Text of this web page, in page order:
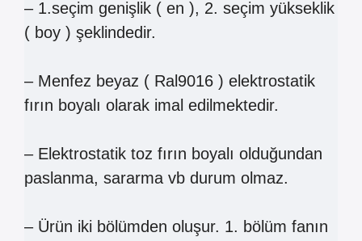
– 1.seçim genişlik ( en ), 2. seçim yükseklik
( boy ) şeklindedir.
– Menfez beyaz ( Ral9016 ) elektrostatik
fırın boyalı olarak imal edilmektedir.
– Elektrostatik toz fırın boyalı olduğundan
paslanma, sararma vb durum olmaz.
– Ürün iki bölümden oluşur. 1. bölüm fanın